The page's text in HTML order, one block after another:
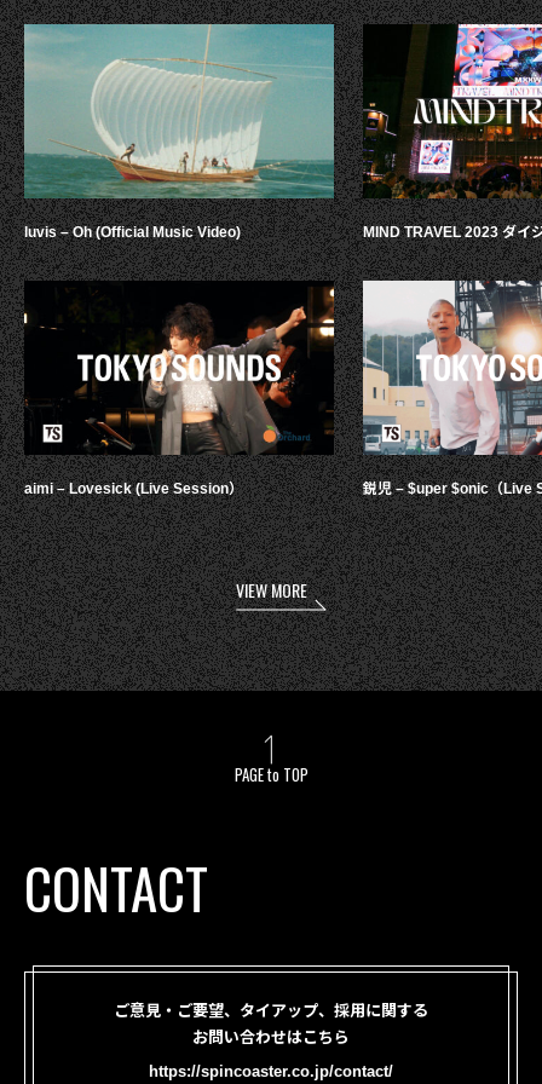
luvis – Oh (Official Music Video)
aimi – Lovesick (Live Session）
MIND TRAVEL 2023 ダイ
鋭児 – $uper $onic（Live
VIEW MORE
PAGE to TOP
CONTACT
ご意見・ご要望、タイアップ、採用に関する
お問い合わせはこちら
https://spincoaster.co.jp/contact/